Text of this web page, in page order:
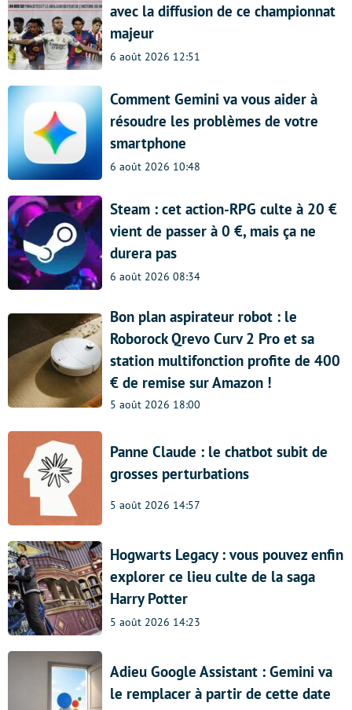
avec la diffusion de ce championnat
majeur
6 août 2026 12:51
Comment Gemini va vous aider à
résoudre les problèmes de votre
smartphone
6 août 2026 10:48
Steam : cet action-RPG culte à 20 €
vient de passer à 0 €, mais ça ne
durera pas
6 août 2026 08:34
Bon plan aspirateur robot : le
Roborock Qrevo Curv 2 Pro et sa
station multifonction profite de 400
€ de remise sur Amazon !
5 août 2026 18:00
Panne Claude : le chatbot subit de
grosses perturbations
5 août 2026 14:57
Hogwarts Legacy : vous pouvez enfin
explorer ce lieu culte de la saga
Harry Potter
5 août 2026 14:23
Adieu Google Assistant : Gemini va
le remplacer à partir de cette date